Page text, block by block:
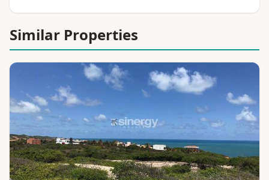
Similar Properties